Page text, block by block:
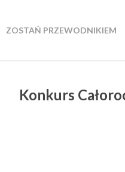
ZOSTAŃ PRZEWODNIKIEM
Konkurs